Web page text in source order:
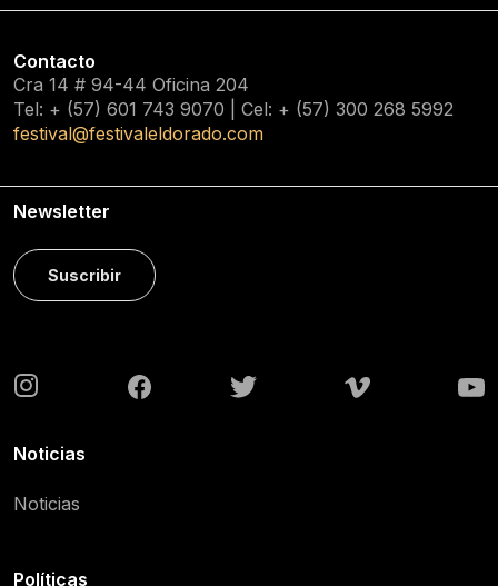
Contacto
Cra 14 # 94-44 Oficina 204
Tel: + (57) 601 743 9070 | Cel: + (57) 300 268 5992
festival@festivaleldorado.com
Newsletter
Suscribir
Noticias
Noticias
Políticas